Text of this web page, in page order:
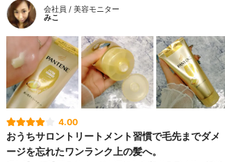
会社員 / 美容モニター
みこ
4.00
おうちサロントリートメント習慣で毛先までダメ
ージを忘れたワンランク上の髪へ。